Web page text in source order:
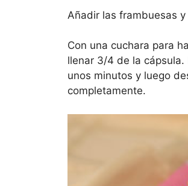
Añadir las frambuesas
Con una cuchara para
llenar 3/4 de la
unos minutos y luego
completamente.